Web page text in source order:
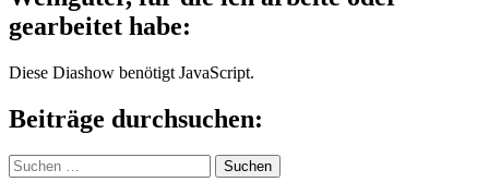
gearbeitet habe:
Diese Diashow benötigt JavaScript.
Beiträge durchsuchen:
Suchen
nach: